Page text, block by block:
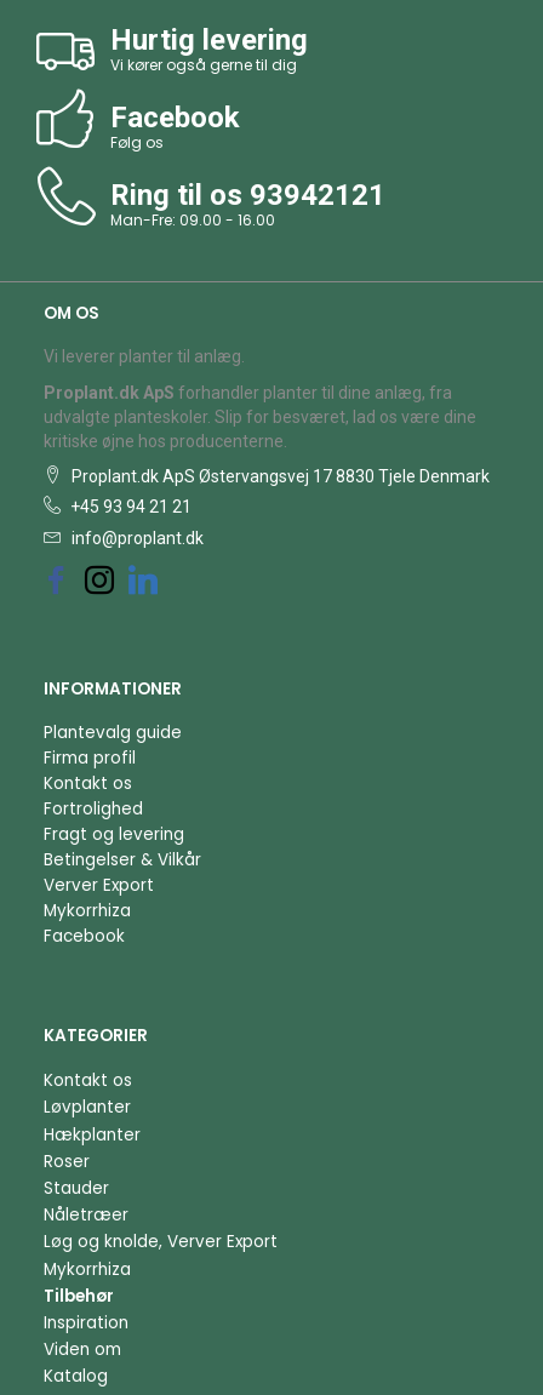
Hurtig levering
Vi kører også gerne til dig
Facebook
Følg os
Ring til os 93942121
Man-Fre: 09.00 - 16.00
OM OS
Vi leverer planter til anlæg.
Proplant.dk ApS forhandler planter til dine anlæg, fra
udvalgte planteskoler. Slip for besværet, lad os være dine
kritiske øjne hos producenterne.
Proplant.dk ApS Østervangsvej 17 8830 Tjele Denmark
+45 93 94 21 21
info@proplant.dk
INFORMATIONER
Plantevalg guide
Firma profil
Kontakt os
Fortrolighed
Fragt og levering
Betingelser & Vilkår
Verver Export
Mykorrhiza
Facebook
KATEGORIER
Kontakt os
Løvplanter
Hækplanter
Roser
Stauder
Nåletræer
Løg og knolde, Verver Export
Mykorrhiza
Tilbehør
Inspiration
Viden om
Katalog